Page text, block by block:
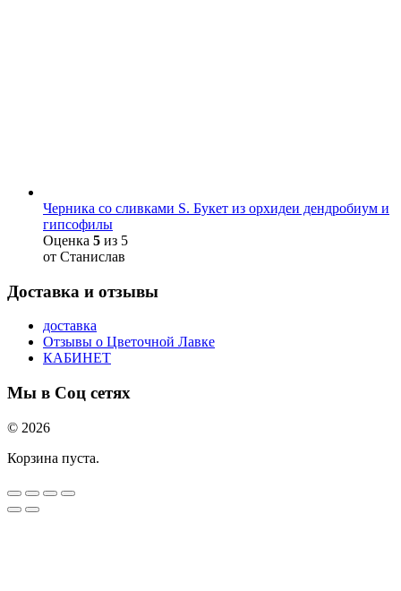
Черника со сливками S. Букет из орхидеи дендробиум и
гипсофилы
Оценка 5 из 5
от Станислав
Доставка и отзывы
доставка
Отзывы о Цветочной Лавке
КАБИНЕТ
Мы в Соц сетях
© 2026
Корзина пуста.